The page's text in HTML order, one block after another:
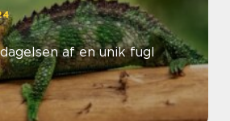
af en unik fugl